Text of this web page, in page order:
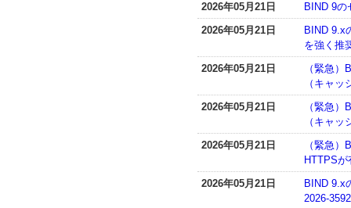
2026年05月21日
BIND 9
2026年05月21日
BIND 9.x
を強く推
2026年05月21日
（緊急
（キャ
2026年05月21日
（緊急
（キャ
2026年05月21日
（緊急
HTTPS
2026年05月21日
BIND 9.x
2026-